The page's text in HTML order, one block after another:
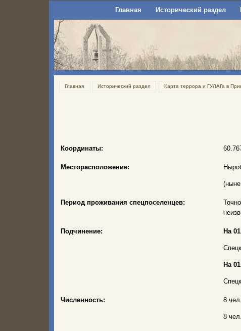
Главная Исторический раздел
Главная Исторический раздел Карта террора и ГУЛАГа в
Координаты:
Месторасположение:
Период проживания спецпоселенцев:
Подчинение: На
На
Численность: 8
8